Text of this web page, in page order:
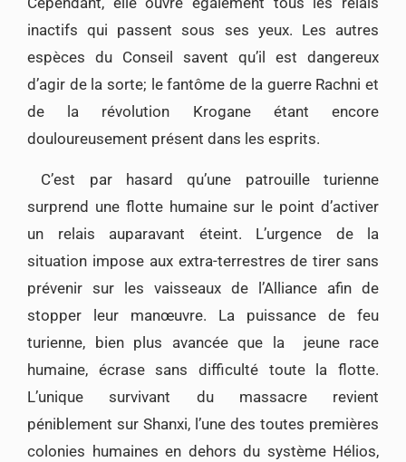
inactifs qui passent sous ses yeux. Les autres
espèces du Conseil savent qu’il est dangereux
d’agir de la sorte; le fantôme de la guerre Rachni et
de la révolution Krogane étant encore
douloureusement présent dans les esprits.
C’est par hasard qu’une patrouille turienne
surprend une flotte humaine sur le point d’activer
un relais auparavant éteint. L’urgence de la
situation impose aux extra-terrestres de tirer sans
prévenir sur les vaisseaux de l’Alliance afin de
stopper leur manœuvre. La puissance de feu
turienne, bien plus avancée que la jeune race
humaine, écrase sans difficulté toute la flotte.
L’unique survivant du massacre revient
péniblement sur Shanxi, l’une des toutes premières
colonies humaines en dehors du système Hélios,